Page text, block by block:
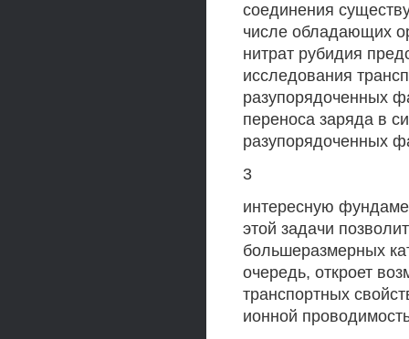
соединения
числе обладающих
нитрат рубидия
исследования
разупорядоченных
переноса заряда в
разупорядоченных
3
интересную
этой задачи
большеразмерных
очередь, откроет
транспортных
ионной